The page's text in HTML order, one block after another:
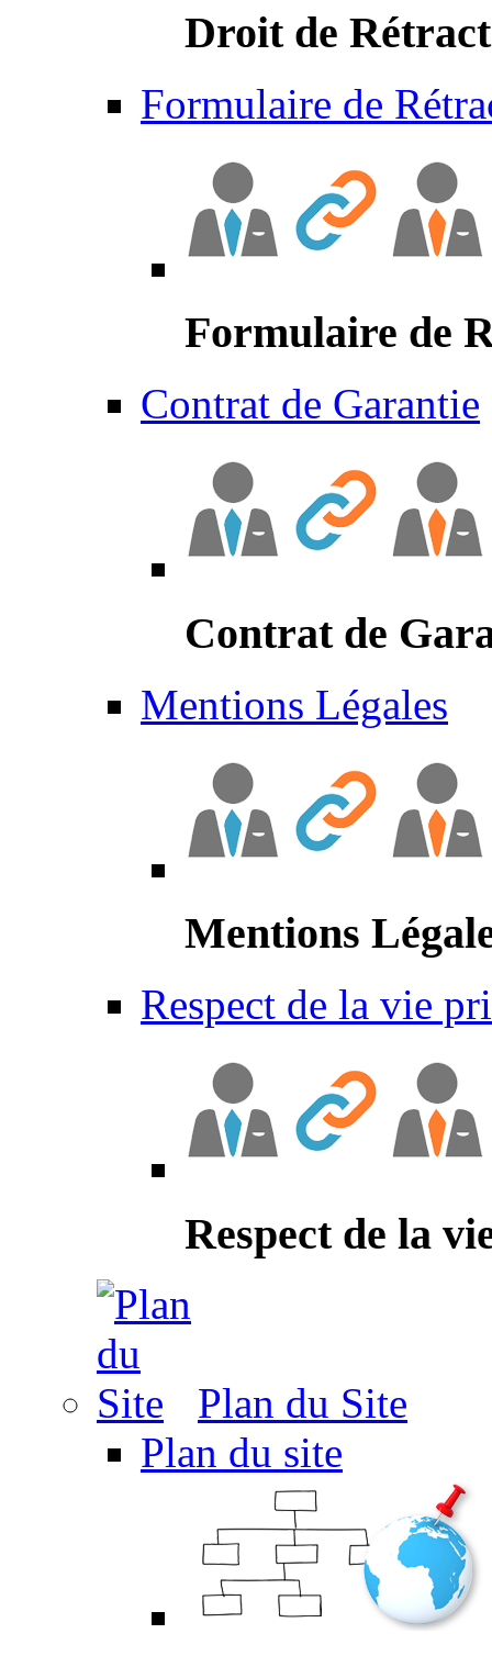
Droit de
Formulaire de
Formulaire de
Contrat de Garantie
Contrat de
Mentions Légales
Mentions
Respect de la vie
Respect de la
Plan du Site
Plan du site